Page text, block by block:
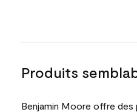
Produits
Benjamin Moore offre